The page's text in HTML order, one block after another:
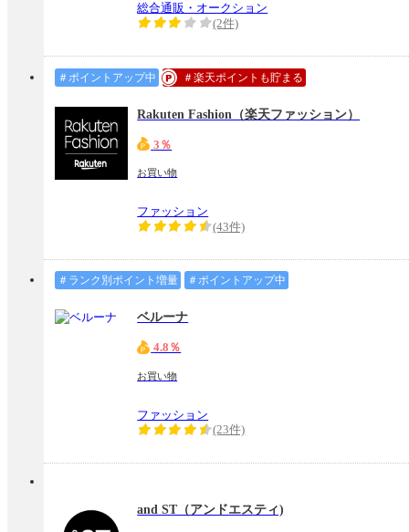
総合通販・オークション
(2件)
＃ポイントアップ中 ＃楽天ポイントも貯まる
Rakuten Fashion（楽天ファッション）
3％
お買い物
ファッション
(43件)
＃ランク別ポイント増量 ＃ポイントアップ中
ベルーナ
4.8％
お買い物
ファッション
(23件)
and ST（アンドエスティ)